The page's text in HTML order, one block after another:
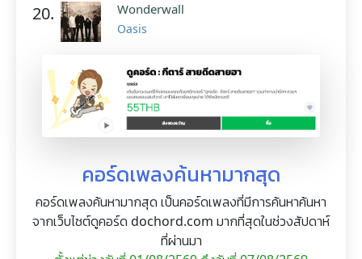
20. Wonderwall
Oasis
คอร์ดเพลงค้นหามากสุด
คอร์ดเพลงค้นหามากสุด เป็นคอร์ดเพลงที่มีการค้นหาค้นหา
จากเว็บไซต์ดูคอร์ด dochord.com มากที่สุดในช่วงสัปดาห์
ที่ผ่านมา